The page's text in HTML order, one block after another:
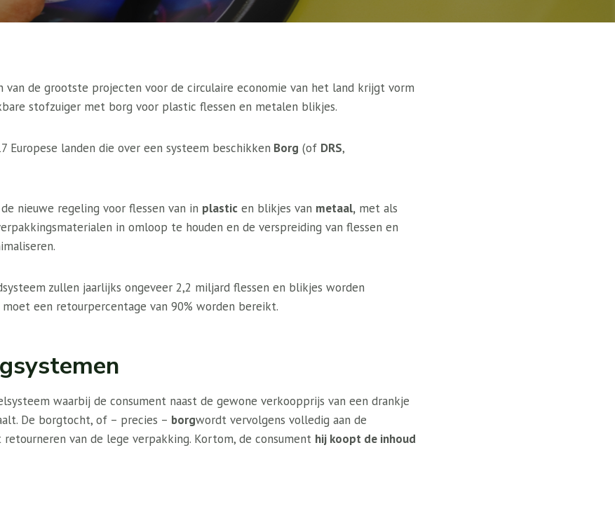
van de grootste projecten voor de circulaire economie van het land krijgt vorm
stofzuiger met borg voor plastic flessen en metalen blikjes.
Europese landen die over een systeem beschikken Borg (of DRS,
nieuwe regeling voor flessen van in plastic en blikjes van metaal, met als
in omloop te houden en de verspreiding van flessen en
zullen jaarlijks ongeveer 2,2 miljard flessen en blikjes worden
een retourpercentage van 90% worden bereikt.
waarbij de consument naast de gewone verkoopprijs van een drankje
De borgtocht, of – precies – borgwordt vervolgens volledig aan de
van de lege verpakking. Kortom, de consument hij koopt de inhoud